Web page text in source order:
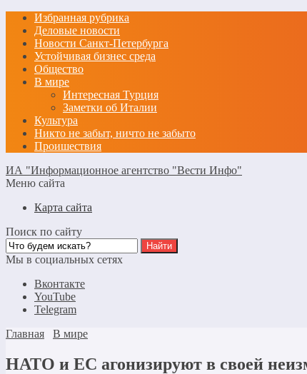
Избранная рубрика
Деловые новости
Новости Санкт-Петербурга
Устойчивая бизнес среда
Общество
В мире
Интересная Турция
Заметки об Италии
Культура
Никто не забыт, ничто не забыто
Проишествия
ИА "Информационное агентство "Вести Инфо"
Меню сайта
Карта сайта
Поиск по сайту
Мы в социальных сетях
Вконтакте
YouTube
Telegram
Главная
В мире
НАТО и ЕС агонизируют в своей